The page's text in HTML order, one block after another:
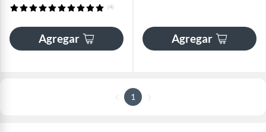
(4)
Agregar Agregar
1